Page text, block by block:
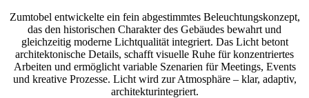
Zumtobel entwickelte ein fein abgestimmtes Beleuchtungskonzept,
das den historischen Charakter des Gebäudes bewahrt und
gleichzeitig moderne Lichtqualität integriert. Das Licht betont
architektonische Details, schafft visuelle Ruhe für konzentriertes
Arbeiten und ermöglicht variable Szenarien für Meetings, Events
und kreative Prozesse. Licht wird zur Atmosphäre – klar, adaptiv,
architekturintegriert.